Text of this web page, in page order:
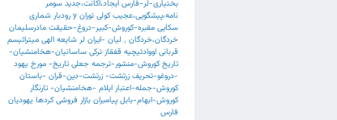
بختیاری-لر-فارس ایجاد،اکانت،جدید سومر
نامه،پیشگویی،عجیب کولی توران y رودبار شماری
سکایی مقبره-کوروش-کبیر-دروغ-حقیقت مادرسلیمان
خردگان،خردگان ٬ لیان -ایران لر شایعه الهی میترائیسم
قربانی اووادئیچیه قفقاز ترکی ساسانیان-هخامنشیان-
تاریخ کوروش-منشور-ترجمه جعلی تاریخ- مورخ یهود
-دروغو-تحریف زرتشت- زرتشت-دین-قران -باستان
کوروش-جمله-اعتبار ایلام -هخامنشیان- تارنگار
کوروش-ابهام-بابل پیامبران بازار فروشی کردها یهودیان
فارس